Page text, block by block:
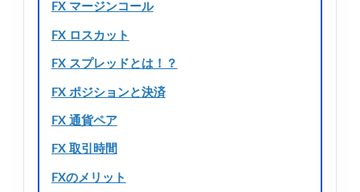
FX マージンコール
FX ロスカット
FX スプレッドとは！？
FX ポジションと決済
FX 通貨ペア
FX 取引時間
FXのメリット